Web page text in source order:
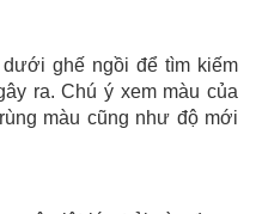
ghế ngồi để tìm kiếm
ra. Chú ý xem màu của
màu cũng như độ mới